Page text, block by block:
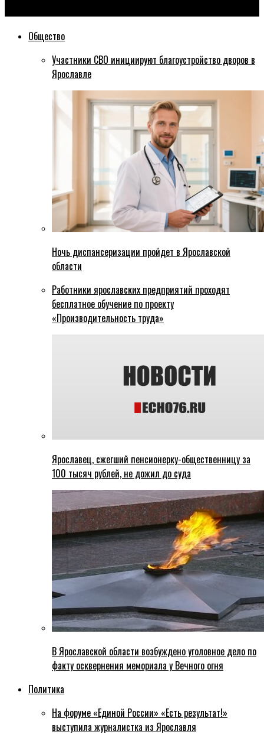
Общество
Участники СВО инициируют благоустройство дворов в
Ярославле
Ночь диспансеризации пройдет в Ярославской
области
Работники ярославских предприятий проходят
бесплатное обучение по проекту
«Производительность труда»
Ярославец, сжегший пенсионерку-общественницу за
100 тысяч рублей, не дожил до суда
В Ярославской области возбуждено уголовное дело по
факту осквернения мемориала у Вечного огня
Политика
На форуме «Единой России» «Есть результат!»
выступила журналистка из Ярославля